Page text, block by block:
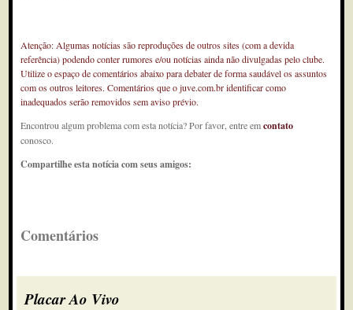
Atenção: Algumas notícias são reproduções de outros sites (com a devida
referência) podendo conter rumores e/ou notícias ainda não divulgadas pelo clube.
Utilize o espaço de comentários abaixo para debater de forma saudável os assuntos
com os outros leitores. Comentários que o juve.com.br identificar como
inadequados serão removidos sem aviso prévio.
Encontrou algum problema com esta notícia? Por favor, entre emcontato
conosco.
Compartilhe esta notícia com seus amigos:
Comentários
Placar Ao Vivo